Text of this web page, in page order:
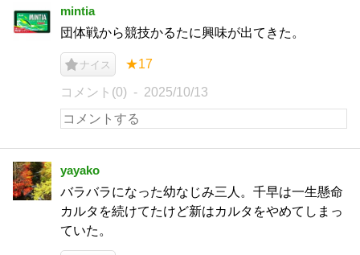
mintia
団体戦から競技かるたに興味が出てきた。
ナイス ★17
コメント(0) 2025/10/13
yayako
バラバラになった幼なじみ三人。千早は一生懸命
カルタを続けてたけど新はカルタをやめてしまっ
ていた。